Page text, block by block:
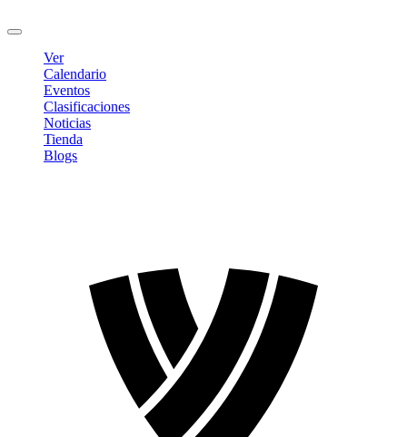
Ver
Calendario
Eventos
Clasificaciones
Noticias
Tienda
Blogs